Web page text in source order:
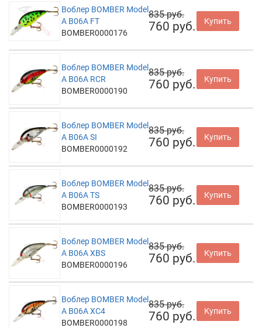
Воблер BOMBER Model
A B06A FT
BOMBER0000176
835 руб.
760 руб. Купить
Воблер BOMBER Model
A B06A RCR
BOMBER0000190
835 руб.
760 руб. Купить
Воблер BOMBER Model
A B06A SI
BOMBER0000192
835 руб.
760 руб. Купить
Воблер BOMBER Model
A B06A TS
BOMBER0000193
835 руб.
760 руб. Купить
Воблер BOMBER Model
A B06A XBS
BOMBER0000196
835 руб.
760 руб. Купить
Воблер BOMBER Model
A B06A XC4
BOMBER0000198
835 руб.
760 руб. Купить